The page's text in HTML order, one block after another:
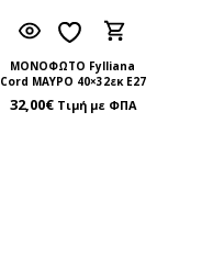
ΜΟΝΟΦΩΤΟ Fylliana
Cord ΜΑΥΡΟ 40×32εκ Ε27
32,00€ Τιμή με ΦΠΑ